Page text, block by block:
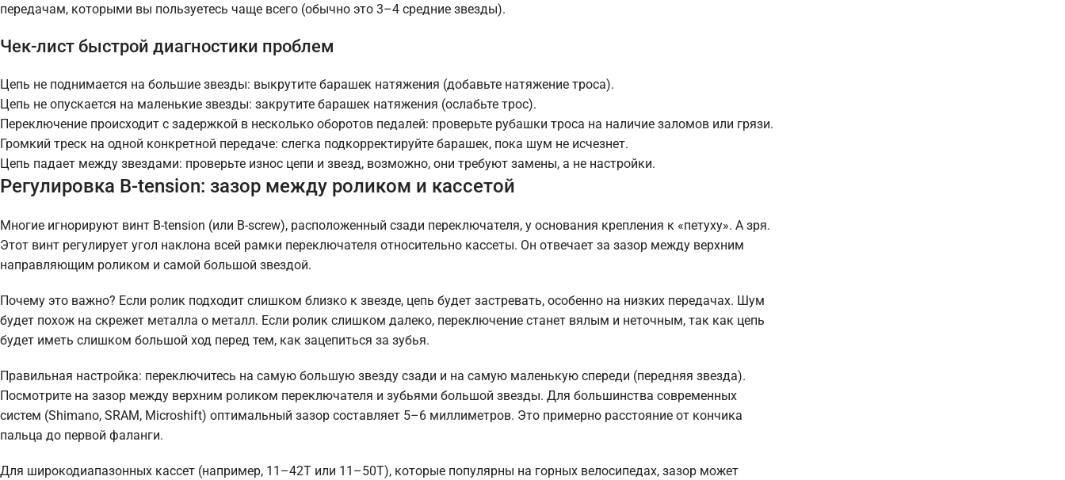
передачам, которыми вы пользуетесь чаще всего (обычно это 3–4 средние звезды).
Чек-лист быстрой диагностики проблем
Цепь не поднимается на большие звезды: выкрутите барашек натяжения (добавьте натяжение троса).
Цепь не опускается на маленькие звезды: закрутите барашек натяжения (ослабьте трос).
Переключение происходит с задержкой в несколько оборотов педалей: проверьте рубашки троса на наличие заломов или грязи.
Громкий треск на одной конкретной передаче: слегка подкорректируйте барашек, пока шум не исчезнет.
Цепь падает между звездами: проверьте износ цепи и звезд, возможно, они требуют замены, а не настройки.
Регулировка B-tension: зазор между роликом и кассетой
Многие игнорируют винт B-tension (или B-screw), расположенный сзади переключателя, у основания крепления к «петуху». А зря.
Этот винт регулирует угол наклона всей рамки переключателя относительно кассеты. Он отвечает за зазор между верхним
направляющим роликом и самой большой звездой.
Почему это важно? Если ролик подходит слишком близко к звезде, цепь будет застревать, особенно на низких передачах. Шум
будет похож на скрежет металла о металл. Если ролик слишком далеко, переключение станет вялым и неточным, так как цепь
будет иметь слишком большой ход перед тем, как зацепиться за зубья.
Правильная настройка: переключитесь на самую большую звезду сзади и на самую маленькую спереди (передняя звезда).
Посмотрите на зазор между верхним роликом переключателя и зубьями большой звезды. Для большинства современных
систем (Shimano, SRAM, Microshift) оптимальный зазор составляет 5–6 миллиметров. Это примерно расстояние от кончика
пальца до первой фаланги.
Для широкодиапазонных кассет (например, 11–42T или 11–50T), которые популярны на горных велосипедах, зазор может